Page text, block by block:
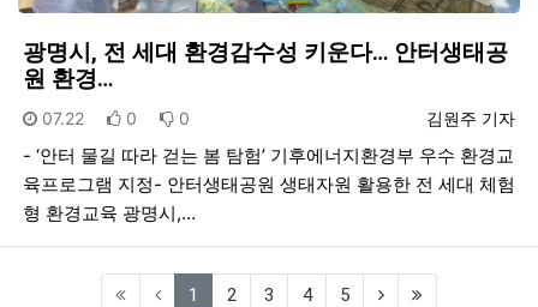
광명시, 전 세대 환경감수성 키운다… 안터생태공
원 환경…
등록자
김원주 기자
등록일
07.22 추천
0 비추천
0
- ‘안터 물길 따라 걷는 봄 탐험’ 기후에너지환경부 우수 환경교
육프로그램 지정- 안터생태공원 생태자원 활용한 전 세대 체험
형 환경교육 광명시,…
1 (current)
2 3 4 5